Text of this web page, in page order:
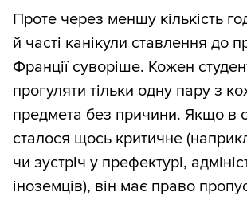
Проте через меншу кількість
й часті канікули ставлення до
Франції суворіше. Кожен
прогуляти тільки одну пару з
предмета без причини. Якщо в
сталося щось критичне
чи зустріч у префектурі,
іноземців), він має право